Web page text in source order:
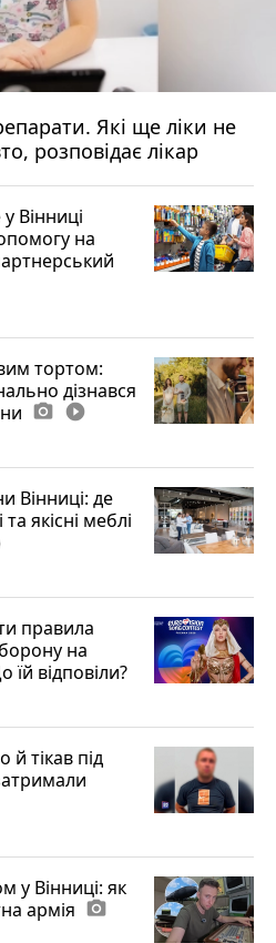
Які ще ліки не
розповідає лікар
Вінниці
на
тортом:
дізнався
photo_camera play_circle_filled
Вінниці: де
якісні меблі
правила
на
їй відповіли?
тікав під
у Вінниці: як
армія photo_camera